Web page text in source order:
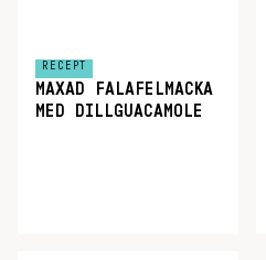
RECEPT
MAXAD FALAFELMACKA
MED DILLGUACAMOLE